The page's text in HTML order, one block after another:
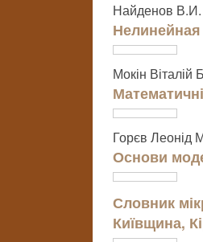
Найденов В.И.
Мокін
Горєв Леонід
Основи
Словник
Київщина,